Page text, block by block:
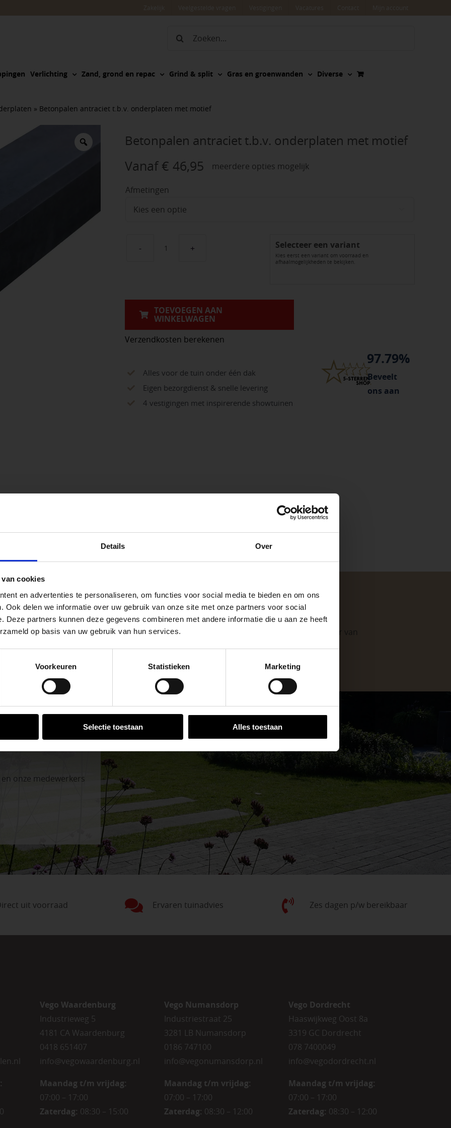
Details Over
cookies
en advertenties te personaliseren, om functies voor social media te bieden en om ons
Ook delen we informatie over uw gebruik van onze site met onze partners voor social
Deze partners kunnen deze gegevens combineren met andere informatie die u aan ze heeft
op basis van uw gebruik van hun services.
Voorkeuren Statistieken Marketing
Selectie toestaan Alles toestaan
Zoeken
Verlichting Zand, grond en repac Grind & split Gras en groenwanden Diverse
» Betonpalen antraciet t.b.v. onderplaten met motief
Betonpalen antraciet t.b.v. onderplaten met motief
Vanaf € 46,95 meerdere opties mogelijk
Afmetingen
Betonpalen
met
motief
aantal
Selecteer een variant
Kies eerst een variant om voorraad en
afhaalmogelijkheden te bekijken.
TOEVOEGEN AAN
WINKELWAGEN
Verzendkosten berekenen
Alles voor de tuin onder één dak
Eigen bezorgdienst & snelle levering
4 vestigingen met inspirerende showtuinen
97.79%
Beveelt
ons aan
zakelijke klanten op zoek naar tuin- en infraproducten. Als professionele leverancier van
producten van topkwaliteit. Lees meer over dezakelijke mogelijkheden.
onze medewerkers
uit voorraad Ervaren tuinadvies Zes dagen p/w bereikbaar
Vego Waardenburg
Industrieweg 5
4181 CA Waardenburg
0418 651407
info@vegowaardenburg.nl
Maandag t/m vrijdag:
07:00 – 17:00
Zaterdag: 08:30 – 15:00
Vego Numansdorp
Industriestraat 25
3281 LB Numansdorp
0186 747100
info@vegonumansdorp.nl
Maandag t/m vrijdag:
07:00 – 17:00
Zaterdag: 08:30 – 12:00
Vego Dordrecht
Haaswijkweg Oost 8a
3319 GC Dordrecht
078 7400049
info@vegodordrecht.nl
Maandag t/m vrijdag:
07:00 – 17:00
Zaterdag: 08:30 – 12:00
tijdens de vakantieperiode
vestigingspagina voor de actuele openingstijden.
Brug
en inspirerende showtuinen helpen we je graag bij iedere stap van jouw